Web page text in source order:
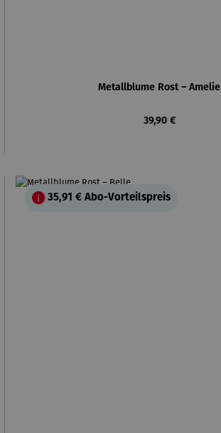
Metallblume Rost – Amelie
Regulärer Preis:
39,90 €
35,91 € Abo-Vorteilspreis